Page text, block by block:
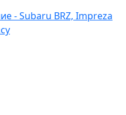
- Subaru BRZ, Impreza